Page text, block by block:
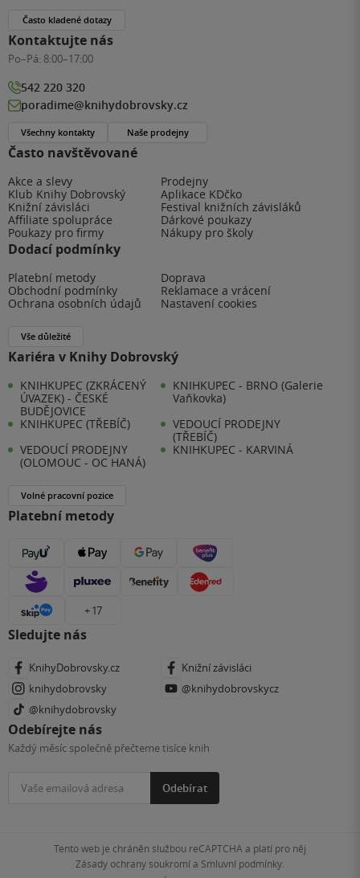
Často navštěvované
Akce a slevy
Prodejny
Klub Knihy Dobrovský
Aplikace KDčko
Knižní závisláci
Festival knižních závisláků
Affiliate spolupráce
Dárkové poukazy
Poukazy pro firmy
Nákupy pro školy
Dodací podmínky
Platební metody
Doprava
Obchodní podmínky
Reklamace a vrácení
Ochrana osobních údajů
Nastavení cookies
Vše důležité
Kariéra v Knihy Dobrovský
KNIHKUPEC (ZKRÁCENÝ
ÚVAZEK) - ČESKÉ
BUDĚJOVICE
KNIHKUPEC - BRNO (Galerie
Vaňkovka)
KNIHKUPEC (TŘEBÍČ)
VEDOUCÍ PRODEJNY
(TŘEBÍČ)
VEDOUCÍ PRODEJNY
(OLOMOUC - OC HANÁ)
KNIHKUPEC - KARVINÁ
Volné pracovní pozice
Platební metody
+ 17
Sledujte nás
KnihyDobrovsky.cz
Knižní závisláci
knihydobrovsky
@knihydobrovskycz
@knihydobrovsky
Odebírejte nás
Každý měsíc společně přečteme tisíce knih
Odebírat
Často kladené dotazy
Kontaktujte nás
Po–Pá: 8:00–17:00
542 220 320
poradime@knihydobrovsky.cz
Všechny kontakty Naše prodejny
Tento web je chráněn službou reCAPTCHA a platí pro něj
Zásady ochrany soukromía Smluvní podmínky.